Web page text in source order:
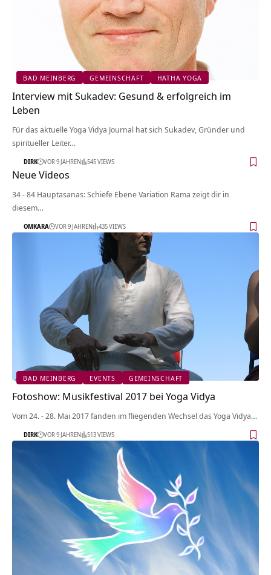
BAD MEINBERG GEMEINSCHAFT HATHA YOGA
Interview mit Sukadev: Gesund & erfolgreich im
Leben
Für das aktuelle Yoga Vidya Journal hat sich Sukadev, Gründer und
spiritueller Leiter…
DIRK VOR 9 JAHREN 545 VIEWS
Neue Videos
34 - 84 Hauptasanas: Schiefe Ebene Variation Rama zeigt dir in
diesem…
OMKARA VOR 9 JAHREN 435 VIEWS
BAD MEINBERG EVENTS GEMEINSCHAFT
Fotoshow: Musikfestival 2017 bei Yoga Vidya
Vom 24. - 28. Mai 2017 fanden im fliegenden Wechsel das Yoga Vidya…
DIRK VOR 9 JAHREN 513 VIEWS